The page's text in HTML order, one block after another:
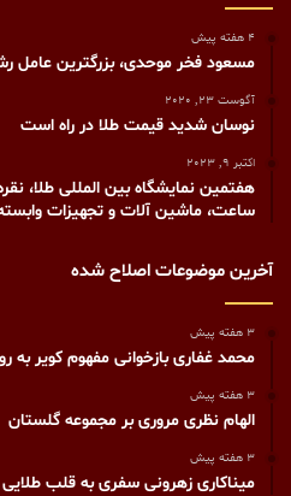
4 هفته پیش
مسعود فخر موحدی، بزرگترین
آگوست 23, 2020
نوسان شدید قیمت طلا در راه است
اکتبر 9, 2023
هفتمین نمایشگاه بین المللی طلا،
ساعت، ماشین آلات و تجهیزات
آخرین موضوعات اصلاح شده
3 هفته پیش
محمد غفاری بازخوانی مفهوم کویر به
3 هفته پیش
الهام نظری مروری بر مجموعه گلستان
3 هفته پیش
میناکاری زهرونی سفری به قلب طلایی